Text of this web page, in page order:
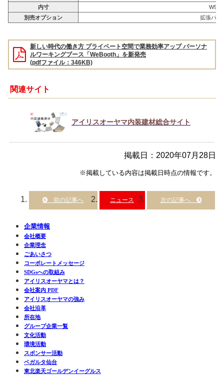
内寸
別売オプション
拡張パー
新しい時代の働き方 プライベート空間で業務効率アップ パーソナ
ルワーキングブース「WeBooth」を新発売
(pdfファイル：346KB)
関連サイト
アイリスオーヤマ内装建材総合サイト
掲載日：2020年07月28日
※掲載している内容は掲載日時点の情報です。
ニュース
企業情報
会社概要
企業理念
ごあいさつ
コーポレートメッセージ
SDGsへの取組み
アイリスオーヤマとは？
会社案内 PDF
アイリスオーヤマの強み
会社沿革
所在地
グループ企業一覧
文化活動
環境活動
スポンサー活動
ベガルタ仙台
東北楽天ゴールデンイーグルス